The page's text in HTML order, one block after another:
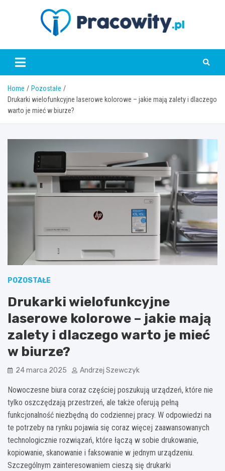
pracowity.pl
Home
Pozostałe
Drukarki wielofunkcyjne laserowe kolorowe – jakie mają zalety i dlaczego
warto je mieć w biurze?
POZOSTAŁE
Drukarki wielofunkcyjne
laserowe kolorowe – jakie mają
zalety i dlaczego warto je mieć
w biurze?
24 marca 2025 Andrzej Szewczyk
Nowoczesne biura coraz częściej poszukują urządzeń, które nie
tylko oszczędzają przestrzeń, ale także oferują pełną
funkcjonalność niezbędną do codziennej pracy. W odpowiedzi na
te potrzeby na rynku pojawia się coraz więcej zaawansowanych
technologicznie rozwiązań, które łączą w sobie drukowanie,
kopiowanie, skanowanie i faksowanie w jednym urządzeniu.
Szczególnym zainteresowaniem cieszą się drukarki